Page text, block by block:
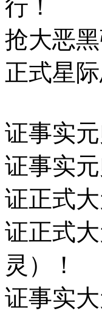
行！
抢大恶
正式星
证事实
证事实
证正式
证正式
灵）！
证事实